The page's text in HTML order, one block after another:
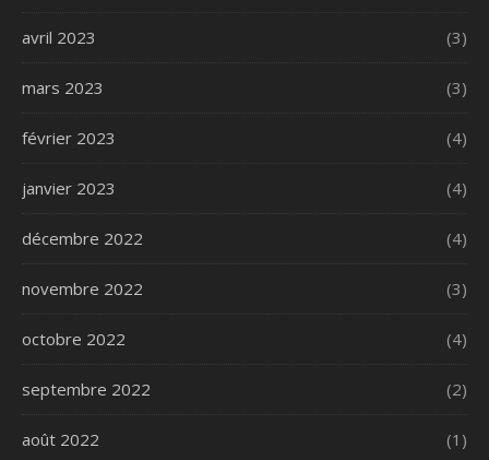
avril 2023 (3)
mars 2023 (3)
février 2023 (4)
janvier 2023 (4)
décembre 2022 (4)
novembre 2022 (3)
octobre 2022 (4)
septembre 2022 (2)
août 2022 (1)